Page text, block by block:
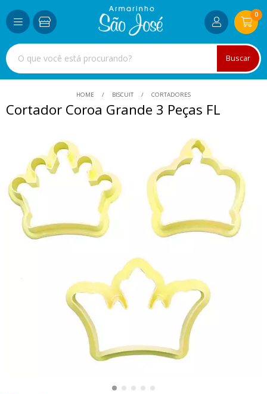
Buscar
0
HOME BISCUIT CORTADORES
Cortador Coroa Grande 3 Peças FL